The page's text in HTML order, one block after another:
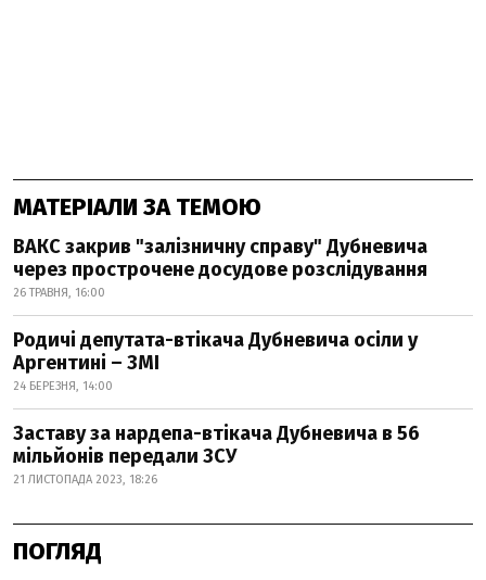
МАТЕРІАЛИ ЗА ТЕМОЮ
ВАКС закрив "залізничну справу" Дубневича
через прострочене досудове розслідування
26 ТРАВНЯ, 16:00
Родичі депутата-втікача Дубневича осіли у
Аргентині – ЗМІ
24 БЕРЕЗНЯ, 14:00
Заставу за нардепа-втікача Дубневича в 56
мільйонів передали ЗСУ
21 ЛИСТОПАДА 2023, 18:26
ПОГЛЯД